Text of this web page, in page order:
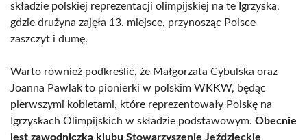
składzie polskiej reprezentacji olimpijskiej na te Igrzyska,
gdzie drużyna zajęła 13. miejsce, przynosząc Polsce
zaszczyt i dumę.
Warto również podkreślić, że Małgorzata Cybulska oraz
Joanna Pawlak to pionierki w polskim WKKW, będąc
pierwszymi kobietami, które reprezentowały Polskę na
Igrzyskach Olimpijskich w składzie podstawowym. Obecnie
jest zawodniczką klubu Stowarzyszenie Jeździeckie